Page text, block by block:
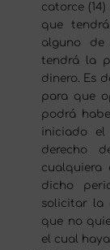
catorce
que
alguno de
tendrá la
dinero. Es
para que
podrá
iniciado el
derecho
cualquiera
dicho
solicitar la
que no
el cual